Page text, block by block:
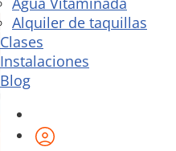
Alquiler de taquillas
Clases
Instalaciones
Blog